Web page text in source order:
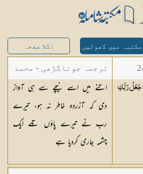
مکتبہ میں کھولیں اگلا صفحہ
جَعَلَ رَبُّكِ
ترجمہ جوناگڑھی - محمد
جونا گڑھی
اتنے میں اسے نیچے سے ہی آواز
دی کہ آزردہ خاطر نہ ہو، تیرے
رب نے تیرے پاؤں تلے ایک
چشمہ جاری کردیا ہے